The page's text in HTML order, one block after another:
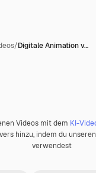
/Digitale Animation v…
Videos mit dem KI-
hinzu, indem du unseren
verwendest